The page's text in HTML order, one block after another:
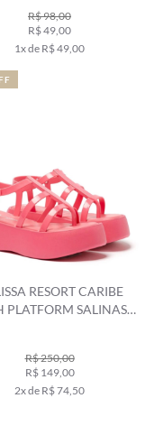
R$ 98,00
R$ 49,00
1x de R$ 49,00
RESORT CARIBE
PLATFORM SALINAS
R$ 250,00
R$ 149,00
2x de R$ 74,50